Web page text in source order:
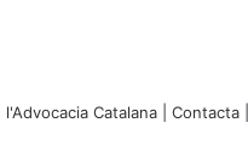
Catalana | Contacta